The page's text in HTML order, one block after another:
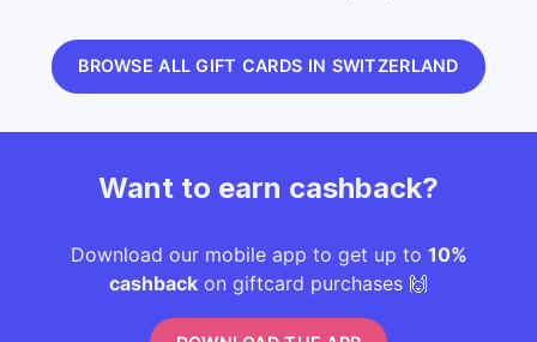
BROWSE ALL GIFT CARDS IN SWITZERLAND
Want to earn cashback?
Download our mobile app to get up to 10%
cashback on giftcard purchases 🙌